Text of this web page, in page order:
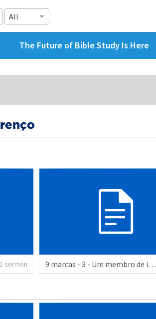
All
The Future of Bible Study Is Here
1 sermon 9 marcas - 3 - Um membro de igreja saudável é saturado com o evangelho